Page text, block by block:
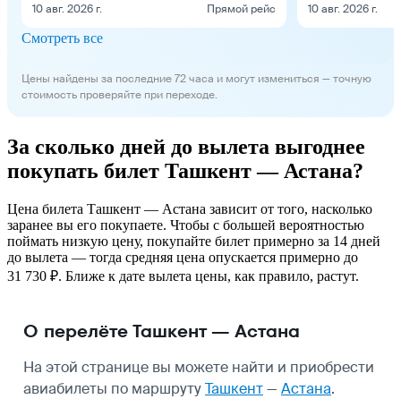
10 авг. 2026 г. Прямой рейс 10 авг. 2026 г.
Смотреть все
Цены найдены за последние 72 часа и могут измениться — точную
стоимость проверяйте при переходе.
За сколько дней до вылета выгоднее
покупать билет Ташкент — Астана?
Цена билета Ташкент — Астана зависит от того, насколько
заранее вы его покупаете. Чтобы с большей вероятностью
поймать низкую цену, покупайте билет примерно за 14 дней
до вылета — тогда средняя цена опускается примерно до
31 730 ₽. Ближе к дате вылета цены, как правило, растут.
О перелёте Ташкент — Астана
На этой странице вы можете найти и приобрести
авиабилеты по маршрутуТашкент— Астана.